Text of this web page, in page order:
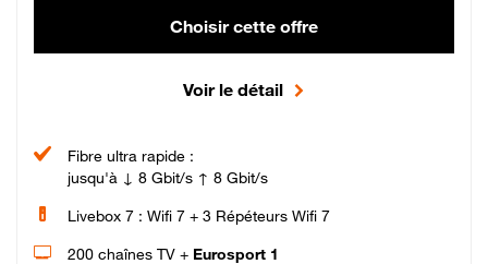
Choisir cette offre
Voir le détail
Fibre ultra rapide :
jusqu'à ↓ 8 Gbit/s ↑ 8 Gbit/s
Livebox 7 : Wifi 7 + 3 Répéteurs Wifi 7
200 chaînes TV + Eurosport 1